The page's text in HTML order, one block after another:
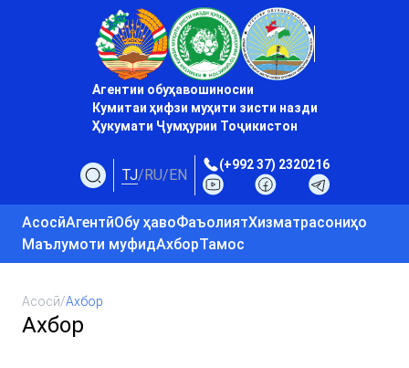
Агентии обуҳавошиносии
Кумитаи ҳифзи муҳити зисти назди
Ҳукумати Ҷумҳурии Тоҷикистон
TJ/RU/EN
(+992 37) 2320216
АсосӣАгентӣОбу ҳавоФаъолиятХизматрасониҳо
Маълумоти муфидАхборТамос
Асосӣ/Ахбор
Ахбор